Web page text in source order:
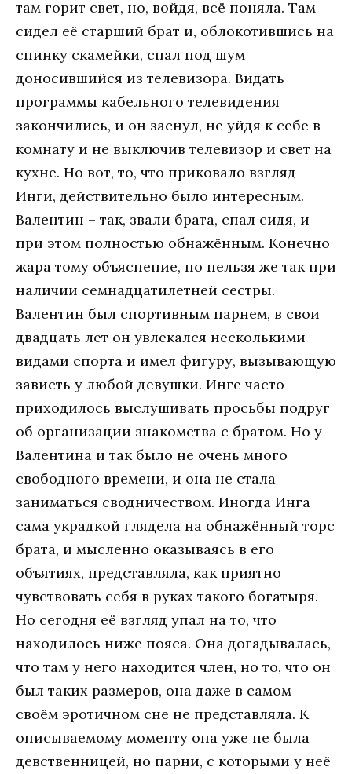
там горит свет, но, войдя, всё поняла. Там
сидел её старший брат и, облокотившись на
спинку скамейки, спал под шум
доносившийся из телевизора. Видать
программы кабельного телевидения
закончились, и он заснул, не уйдя к себе в
комнату и не выключив телевизор и свет на
кухне. Но вот, то, что приковало взгляд
Инги, действительно было интересным.
Валентин – так, звали брата, спал сидя, и
при этом полностью обнажённым. Конечно
жара тому объяснение, но нельзя же так при
наличии семнадцатилетней сестры.
Валентин был спортивным парнем, в свои
двадцать лет он увлекался несколькими
видами спорта и имел фигуру, вызывающую
зависть у любой девушки. Инге часто
приходилось выслушивать просьбы подруг
об организации знакомства с братом. Но у
Валентина и так было не очень много
свободного времени, и она не стала
заниматься сводничеством. Иногда Инга
сама украдкой глядела на обнажённый торс
брата, и мысленно оказываясь в его
объятиях, представляла, как приятно
чувствовать себя в руках такого богатыря.
Но сегодня её взгляд упал на то, что
находилось ниже пояса. Она догадывалась,
что там у него находится член, но то, что он
был таких размеров, она даже в самом
своём эротичном сне не представляла. К
описываемому моменту она уже не была
девственницей, но парни, с которыми у неё